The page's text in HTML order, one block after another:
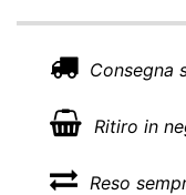
Consegna
Ritiro in
Reso